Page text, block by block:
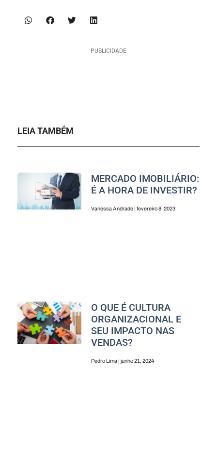
PUBLICIDADE
LEIA TAMBÉM
MERCADO IMOBILIÁRIO:
É A HORA DE INVESTIR?
Vanessa Andrade fevereiro 8, 2023
O QUE É CULTURA
ORGANIZACIONAL E
SEU IMPACTO NAS
VENDAS?
Pedro Lima junho 21, 2024